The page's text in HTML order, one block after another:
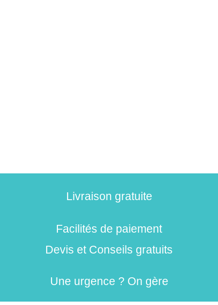
Livraison gratuite
Facilités de paiement
Devis et Conseils gratuits
Une urgence ? On gère